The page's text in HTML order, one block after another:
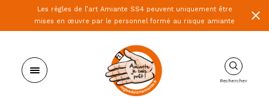
Les règles de l’art Amiante SS4 peuvent uniquement être
mises en œuvre par le personnel formé au risque amiante
Rechercher